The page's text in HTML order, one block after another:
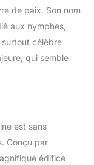
de paix. Son nom
aux nymphes,
surtout célèbre
qui semble
est sans
Conçu par
édifice